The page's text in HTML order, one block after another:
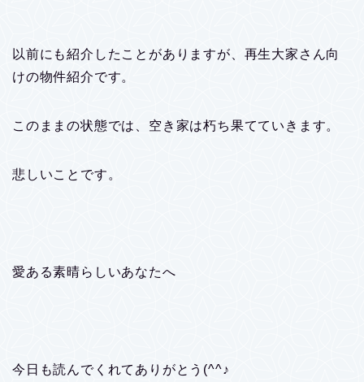
以前にも紹介したことがありますが、再生大家さん向
けの物件紹介です。
このままの状態では、空き家は朽ち果てていきます。
悲しいことです。
愛ある素晴らしいあなたへ
今日も読んでくれてありがとう(^^♪